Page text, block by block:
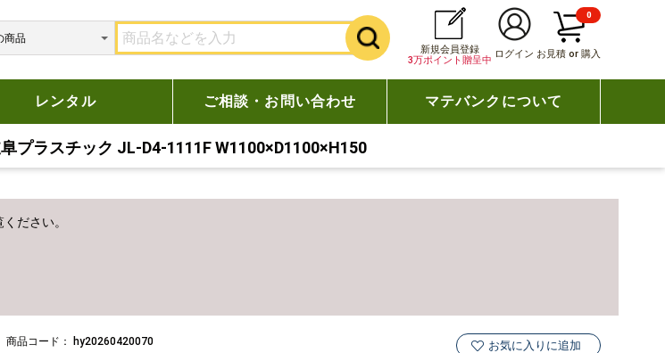
新規会員登録
3万ポイント贈呈中
ログイン お見積 or 購入
0
レンタル ご相談・お問い合わせ マテバンクについて
プラスチック JL-D4-1111F W1100×D1100×H150
ださい。
商品コード： hy20260420070 お気に入りに追加